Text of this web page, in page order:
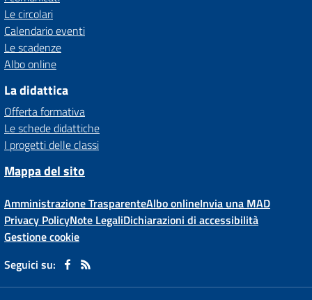
Le circolari
Calendario eventi
Le scadenze
Albo online
La didattica
Offerta formativa
Le schede didattiche
I progetti delle classi
Mappa del sito
Amministrazione TrasparenteAlbo onlineInvia una MAD
Privacy PolicyNote LegaliDichiarazioni di accessibilità
Gestione cookie
Seguici su: